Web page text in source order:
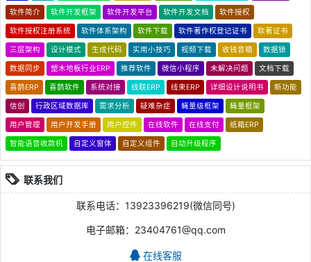
软件简介 软件开发框架 软件开发平台 软件开发文档 软件授权
软件授权注册系统 软件体系架构 软件下载 软件著作权登记证书 软著证书
三层架构 设计模式 生成代码 实用小技巧 视频下载 收钱音箱 数据锁
数据同步 塑木地板行业ERP 推荐软件 微信小程序 未解决问题 文档下载
喜鹊ERP 喜鹊软件 系统对接 线联ERP 线束ERP 详细设计说明书 新功能
信创 行政区域数据库 需求分析 疑难杂症 蝇量级框架 蝇量框架
用户管理 用户开发手册 用户控件 在线软件 在线支付 纸箱ERP
智能语音收款机 自定义窗体 自定义组件 自动升级程序
联系我们
联系电话：13923396219(微信同号)
电子邮箱：23404761@qq.com
在线客服